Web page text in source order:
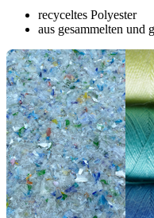
recyceltes Polyester
aus gesammelten und